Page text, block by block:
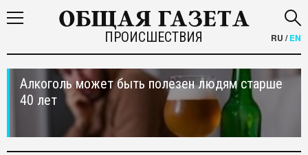
ПРОИСШЕСТВИЯ RU /EN
Алкоголь может быть полезен людям старше
40 лет